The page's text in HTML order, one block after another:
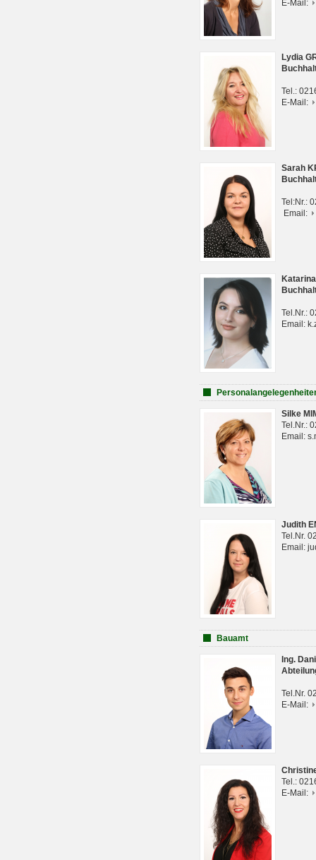
E-Mail:
Lydia
Tel.:
E-Mail:
Sarah
Tel:Nr.:
Email:
Tel.Nr.:
Email:
Silke
Tel.Nr.:
Email:
Judith
Tel.Nr.
Email:
Bauamt
Ing.
Tel.Nr.
E-Mail:
Tel.:
E-Mail: